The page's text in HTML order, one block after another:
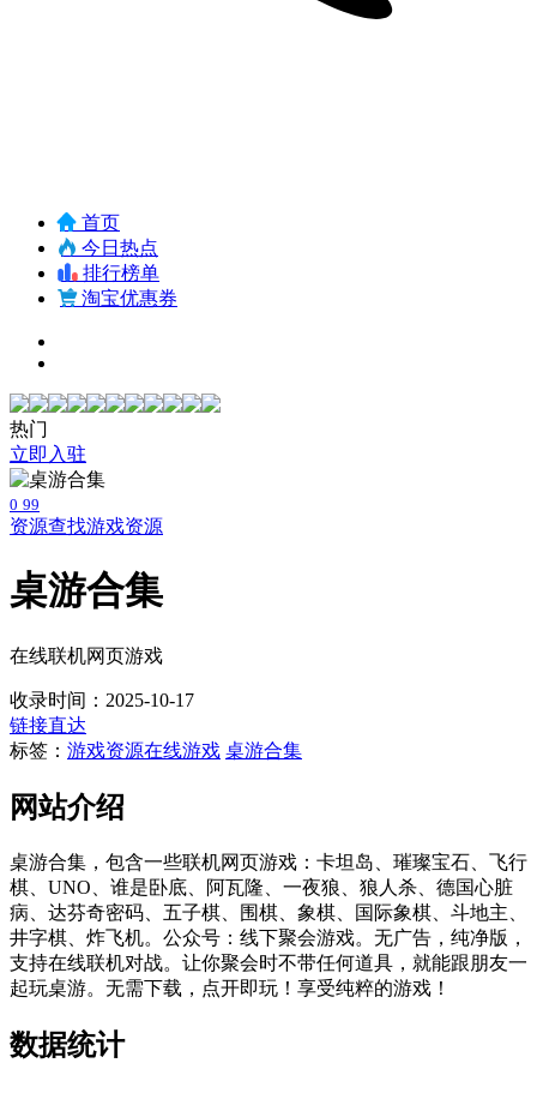
首页
今日热点
排行榜单
淘宝优惠券
热门
立即入驻
0 99
资源查找游戏资源
桌游合集
在线联机网页游戏
收录时间：2025-10-17
链接直达
标签： 游戏资源在线游戏 桌游合集
网站介绍
桌游合集，包含一些联机网页游戏：卡坦岛、璀璨宝石、飞行
棋、UNO、谁是卧底、阿瓦隆、一夜狼、狼人杀、德国心脏
病、达芬奇密码、五子棋、围棋、象棋、国际象棋、斗地主、
井字棋、炸飞机。公众号：线下聚会游戏。无广告，纯净版，
支持在线联机对战。让你聚会时不带任何道具，就能跟朋友一
起玩桌游。无需下载，点开即玩！享受纯粹的游戏！
数据统计